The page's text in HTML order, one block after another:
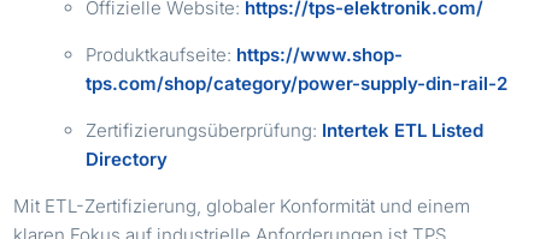
Offizielle Website: https://tps-elektronik.com/
Produktkaufseite: https://www.shop-
tps.com/shop/category/power-supply-din-rail-2
Zertifizierungsüberprüfung: Intertek ETL Listed
Directory
Mit ETL-Zertifizierung, globaler Konformität und einem